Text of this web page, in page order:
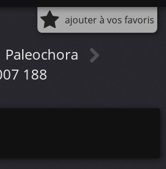
ajouter à vos favoris
Paleochora
188